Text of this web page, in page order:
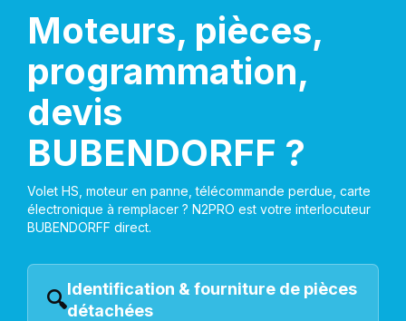
Moteurs, pièces,
programmation,
devis
BUBENDORFF ?
Volet HS, moteur en panne, télécommande perdue, carte
électronique à remplacer ? N2PRO est votre interlocuteur
BUBENDORFF direct.
🔍Identification & fourniture de pièces
détachées